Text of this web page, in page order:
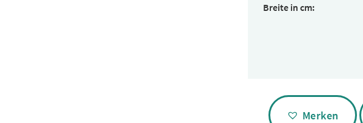
Breite in cm:
Alternative:
Merken